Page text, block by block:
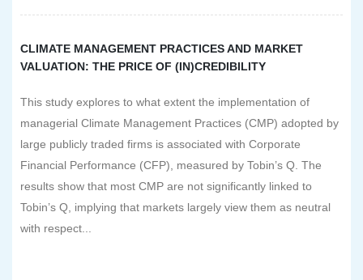
CLIMATE MANAGEMENT PRACTICES AND MARKET
VALUATION: THE PRICE OF (IN)CREDIBILITY
This study explores to what extent the implementation of
managerial Climate Management Practices (CMP) adopted by
large publicly traded firms is associated with Corporate
Financial Performance (CFP), measured by Tobin’s Q. The
results show that most CMP are not significantly linked to
Tobin’s Q, implying that markets largely view them as neutral
with respect...